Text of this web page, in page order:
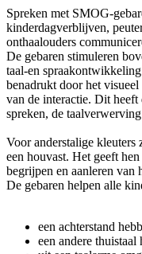
Spreken met SMOG-
kinderdagverblijven,
onthaalouders
De gebaren stimuleren
taal-en
benadrukt door het
van de interactie. Dit
spreken, de
Voor anderstalige kleuters
een houvast. Het geeft
begrijpen en aanleren van
De gebaren helpen alle
een achterstand
een andere thuistaal